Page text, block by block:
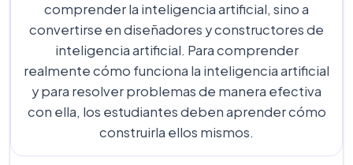
comprender la inteligencia artificial, sino a
convertirse en diseñadores y constructores de
inteligencia artificial. Para comprender
realmente cómo funciona la inteligencia artificial
y para resolver problemas de manera efectiva
con ella, los estudiantes deben aprender cómo
construirla ellos mismos.